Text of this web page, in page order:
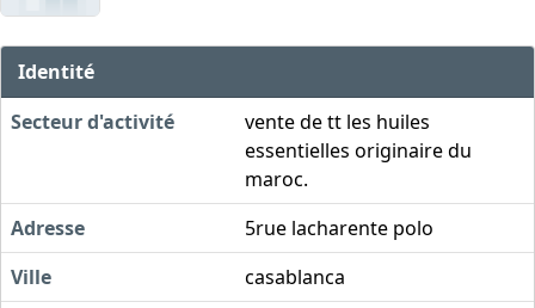
Identité
Secteur d'activité
vente de tt les huiles
essentielles originaire du
maroc.
Adresse
5rue lacharente polo
Ville
casablanca